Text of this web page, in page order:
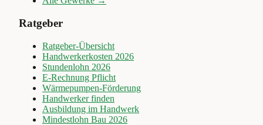
Ratgeber
Ratgeber-Übersicht
Handwerkerkosten 2026
Stundenlohn 2026
E-Rechnung Pflicht
Wärmepumpen-Förderung
Handwerker finden
Ausbildung im Handwerk
Mindestlohn Bau 2026